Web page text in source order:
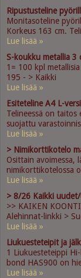
Ripustusteline
Monitasoteline
Korkeus 163 cm.
Lue lisää »
S-koukku metallia 3
1= 100 kpl
195 - > Kaikki
Lue lisää »
Esiteteline A4 L-
Telineessä on taitos
suojattu
Lue lisää »
> Nimikorttikotelo
Osittain avoimessa,
nimikorttikotelossa
Lue lisää »
> 8/26 Kaikki
>> KAIKEN
Alehinnat-linkki >
Lue lisää »
Liukuesteteipit ja
1 Liukuesteteippi
bond HAS900 on
Lue lisää »